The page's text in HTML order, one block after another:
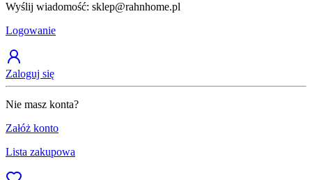
Wyślij wiadomość: sklep@rahnhome.pl
Logowanie
Zaloguj się
Nie masz konta?
Załóż konto
Lista zakupowa